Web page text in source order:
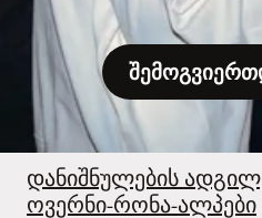
დანიშნულების
ოვერნი-რონა-ალპები